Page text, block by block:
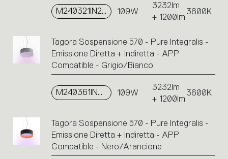
per
eseguire
un’azione.
M240321IN2APP 109W
3232lm
+ 1200lm
3600K
Tagora Sospensione 570 - Pure Integralis -
Emissione Diretta + Indiretta - APP
Compatible - Grigio/Bianco
M240361IN2APP 109W
3232lm
+ 1200lm
3600K
Tagora Sospensione 570 - Pure Integralis -
Emissione Diretta + Indiretta - APP
Compatible - Nero/Arancione